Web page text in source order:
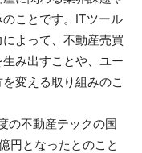
ことです。ITツール
よって、不動産売買
み出すことや、ユー
変える取り組みのこ
の不動産テックの国
円となったとのこと